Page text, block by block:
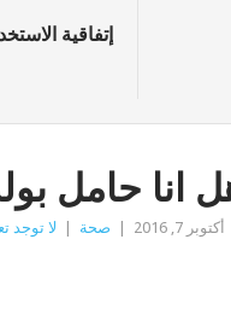
إتفاقية
انا حامل
أكتوبر 7, 2016 صحة لا توجد